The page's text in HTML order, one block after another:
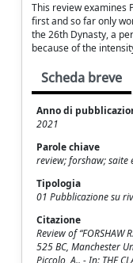
This review examines
first and so far only
the 26th Dynasty, a
because of the
Scheda breve
Anno di
2021
Parole chiave
review; forshaw; saite
Tipologia
01 Pubblicazione su
Citazione
Review of
525 BC, Manchester
Piccolo, A.. - In: THE